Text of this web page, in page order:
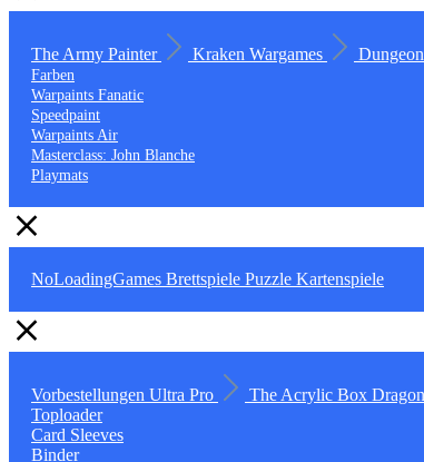
The Army Painter Kraken Wargames
Farben
Warpaints Fanatic
Speedpaint
Warpaints Air
Masterclass: John Blanche
Playmats
NoLoadingGames Brettspiele Puzzle Kartenspiele
Vorbestellungen Ultra Pro The Acrylic Box
Toploader
Card Sleeves
Binder